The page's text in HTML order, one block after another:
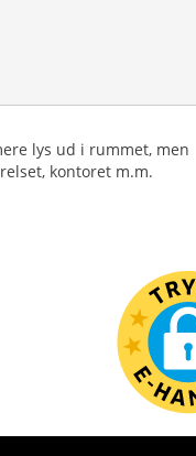
lys ud i rummet, men
kontoret m.m.